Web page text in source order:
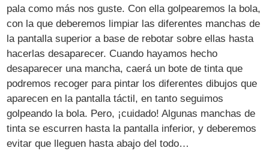
pala como más nos guste. Con ella golpearemos la bola,
con la que deberemos limpiar las diferentes manchas de
la pantalla superior a base de rebotar sobre ellas hasta
hacerlas desaparecer. Cuando hayamos hecho
desaparecer una mancha, caerá un bote de tinta que
podremos recoger para pintar los diferentes dibujos que
aparecen en la pantalla táctil, en tanto seguimos
golpeando la bola. Pero, ¡cuidado! Algunas manchas de
tinta se escurren hasta la pantalla inferior, y deberemos
evitar que lleguen hasta abajo del todo…